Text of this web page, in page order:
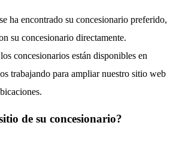
ha encontrado su concesionario preferido,
su concesionario directamente.
concesionarios están disponibles en
trabajando para ampliar nuestro sitio web
de su concesionario?